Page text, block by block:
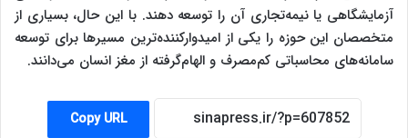
آزمایشگاهی یا نیمه‌تجاری آن را توسعه دهند. با این حال، بسیاری از
متخصصان این حوزه را یکی از امیدوارکننده‌ترین مسیرها برای توسعه
سامانه‌های محاسباتی کم‌مصرف و الهام‌گرفته از مغز انسان می‌دانند.
Copy URL